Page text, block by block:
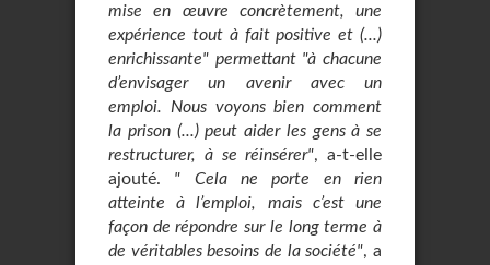
mise en œuvre concrètement, une
expérience tout à fait positive et (...)
enrichissante" permettant "à chacune
d’envisager un avenir avec un
emploi. Nous voyons bien comment
la prison (...) peut aider les gens à se
restructurer, à se réinsérer", a-t-elle
ajouté. " Cela ne porte en rien
atteinte à l’emploi, mais c’est une
façon de répondre sur le long terme à
de véritables besoins de la société", a